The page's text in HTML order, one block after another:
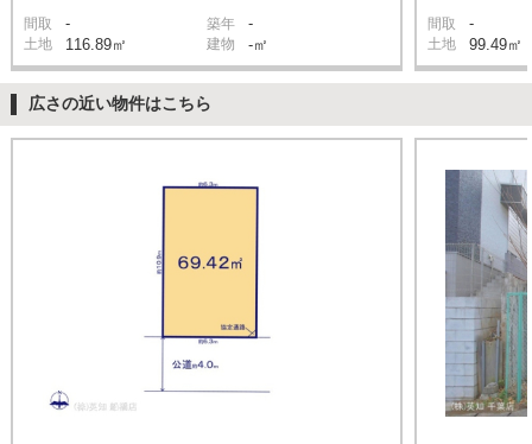
間取 - 築年 -
土地 116.89㎡ 建物 -㎡
間取 -
土地 99.49㎡
広さの近い物件はこちら